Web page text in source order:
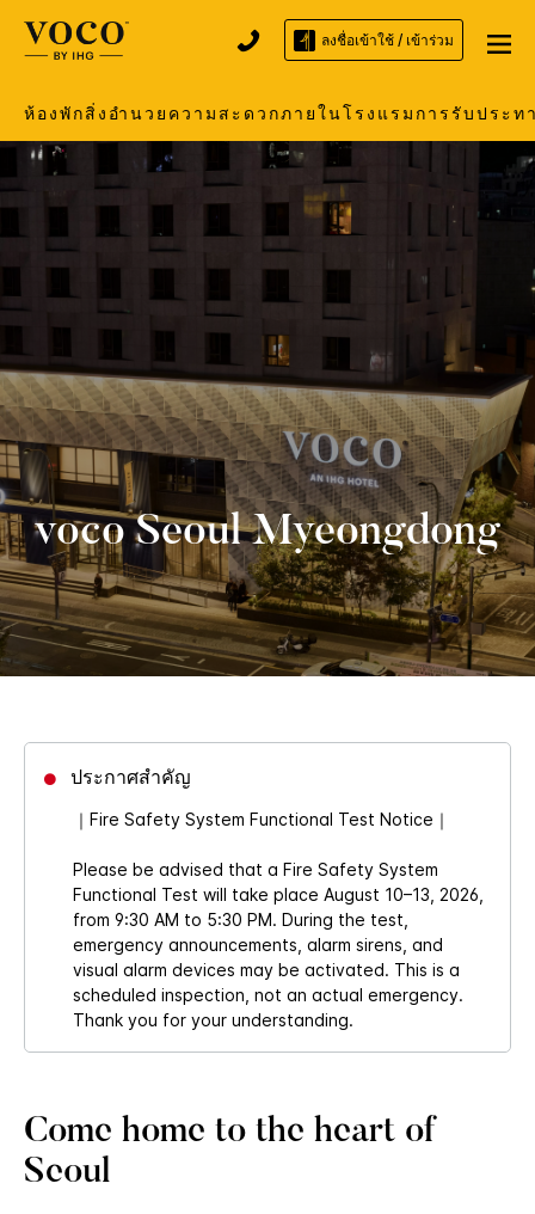
ลงชื่อเข้าใช้ / เข้าร่วม
ห้องพักสิ่งอำนวยความสะดวกภายในโรงแรม การรับประท
voco Seoul Myeongdong
ประกาศสำคัญ
｜Fire Safety System Functional Test Notice｜
Please be advised that a Fire Safety System
Functional Test will take place August 10–13, 2026,
from 9:30 AM to 5:30 PM. During the test,
emergency announcements, alarm sirens, and
visual alarm devices may be activated. This is a
scheduled inspection, not an actual emergency.
Thank you for your understanding.
Come home to the heart of
Seoul